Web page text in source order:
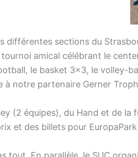
différentes sections du
amical célébrant le
le basket 3×3, le volley-
à notre partenaire Gerner
(2 équipes), du Hand et de
et des billets pour